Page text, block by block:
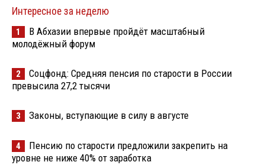
Интересное за неделю
1
В Абхазии впервые пройдёт масштабный
молодёжный форум
2
Соцфонд: Средняя пенсия по старости в России
превысила 27,2 тысячи
3 Законы, вступающие в силу в августе
4
Пенсию по старости предложили закрепить на
уровне не ниже 40% от заработка